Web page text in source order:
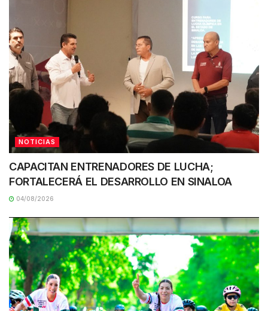
NOTICIAS
CAPACITAN ENTRENADORES DE LUCHA;
FORTALECERÁ EL DESARROLLO EN SINALOA
04/08/2026